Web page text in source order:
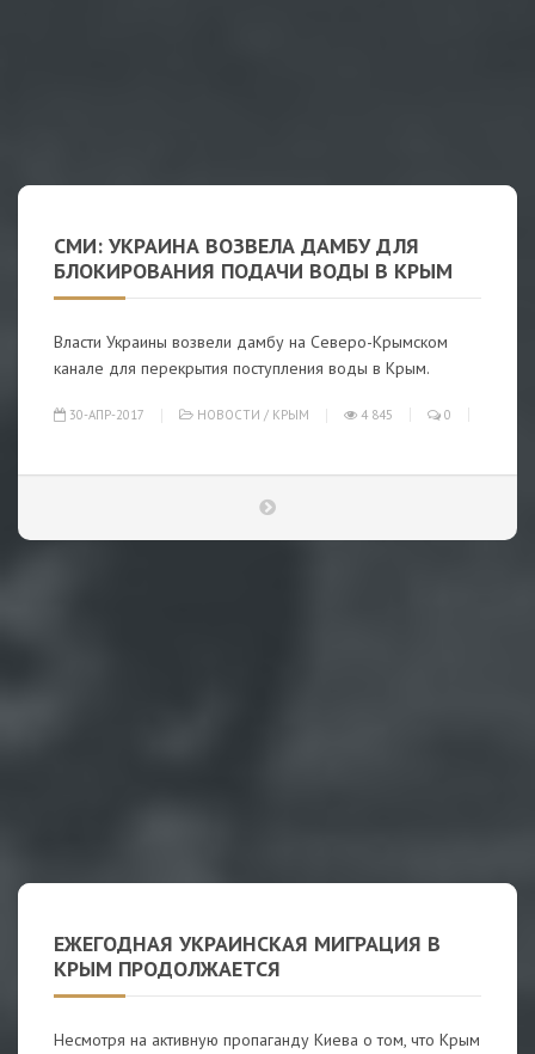
СМИ: УКРАИНА ВОЗВЕЛА ДАМБУ ДЛЯ
БЛОКИРОВАНИЯ ПОДАЧИ ВОДЫ В КРЫМ
Власти Украины возвели дамбу на Северо-Крымском
канале для перекрытия поступления воды в Крым.
30-АПР-2017 НОВОСТИ / КРЫМ 4 845 0
ЕЖЕГОДНАЯ УКРАИНСКАЯ МИГРАЦИЯ В
КРЫМ ПРОДОЛЖАЕТСЯ
Несмотря на активную пропаганду Киева о том, что Крым